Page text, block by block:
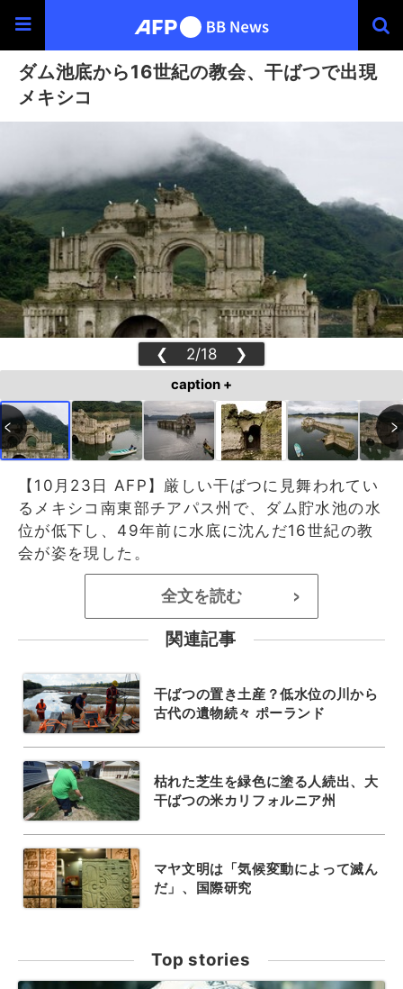
ダム池底から16世紀の教会、干ばつで出現
メキシコ
❮ 2/18 ❯
caption +
【10月23日 AFP】厳しい干ばつに見舞われてい
るメキシコ南東部チアパス州で、ダム貯水池の水
位が低下し、49年前に水底に沈んだ16世紀の教
会が姿を現した。
全文を読む >
関連記事
干ばつの置き土産？低水位の川から
古代の遺物続々 ポーランド
枯れた芝生を緑色に塗る人続出、大
干ばつの米カリフォルニア州
マヤ文明は「気候変動によって滅ん
だ」、国際研究
Top stories